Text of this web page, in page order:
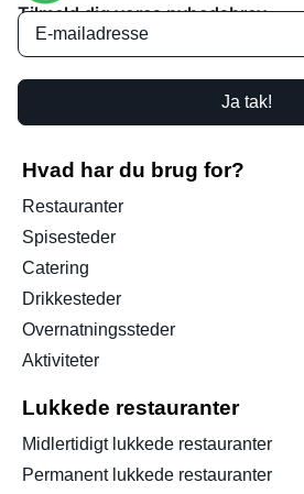
Tilmeld dig vores nyhedsbrev
Ja tak!
Hvad har du brug for?
Restauranter
Spisesteder
Catering
Drikkesteder
Overnatningssteder
Aktiviteter
Lukkede restauranter
Midlertidigt lukkede restauranter
Permanent lukkede restauranter